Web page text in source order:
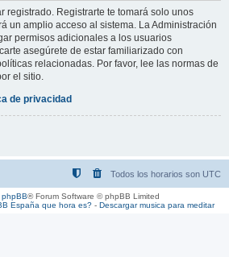
registrado. Registrarte te tomará solo unos
un amplio acceso al sistema. La Administración
permisos adicionales a los usuarios
asegúrete de estar familiarizado con
relacionadas. Por favor, lee las normas de
el sitio.
de privacidad
Todos los horarios son UTC
phpBB® Forum Software © phpBB Limited
España que hora es?- Descargar musica para meditar